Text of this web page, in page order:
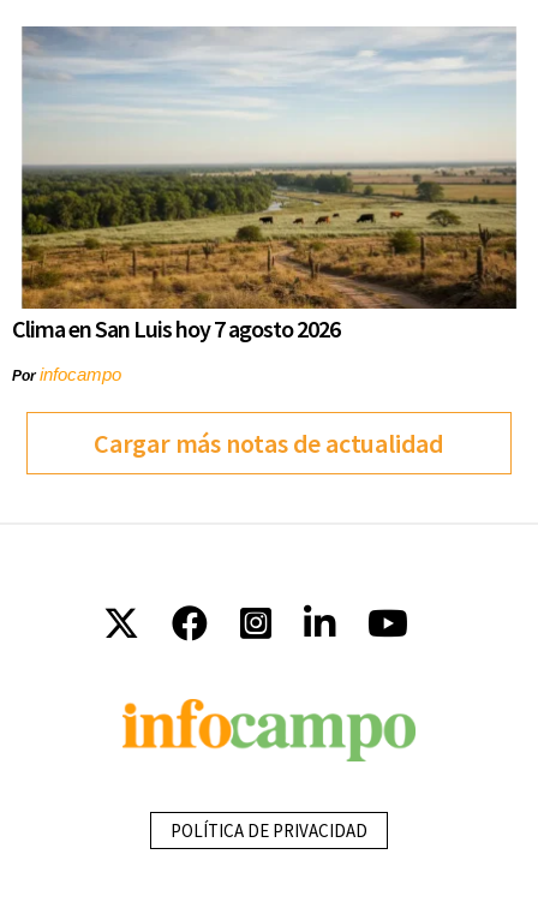
Clima en San Luis hoy 7 agosto 2026
Porinfocampo
Cargar más notas de actualidad
POLÍTICA DE PRIVACIDAD